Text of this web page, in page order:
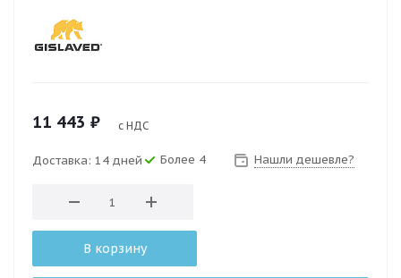
11 443 ₽ с НДС
Доставка: 14 дней Более 4 Нашли дешевле?
В корзину